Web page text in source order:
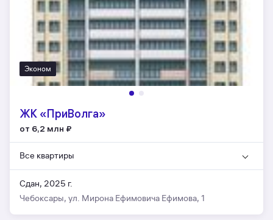
Эконом
ЖК «ПриВолга»
от 6,2 млн ₽
Все квартиры
Сдан, 2025 г.
Чебоксары, ул. Мирона Ефимовича Ефимова, 1